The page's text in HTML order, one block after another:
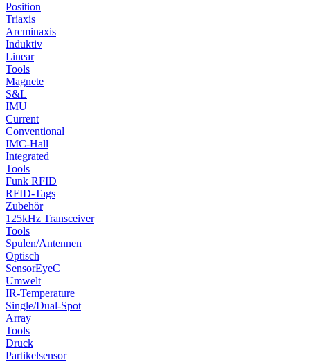
Position
Triaxis
Arcminaxis
Induktiv
Linear
Tools
Magnete
S&L
IMU
Current
Conventional
IMC-Hall
Integrated
Tools
Funk RFID
RFID-Tags
Zubehör
125kHz Transceiver
Tools
Spulen/Antennen
Optisch
SensorEyeC
Umwelt
IR-Temperature
Single/Dual-Spot
Array
Tools
Druck
Partikelsensor